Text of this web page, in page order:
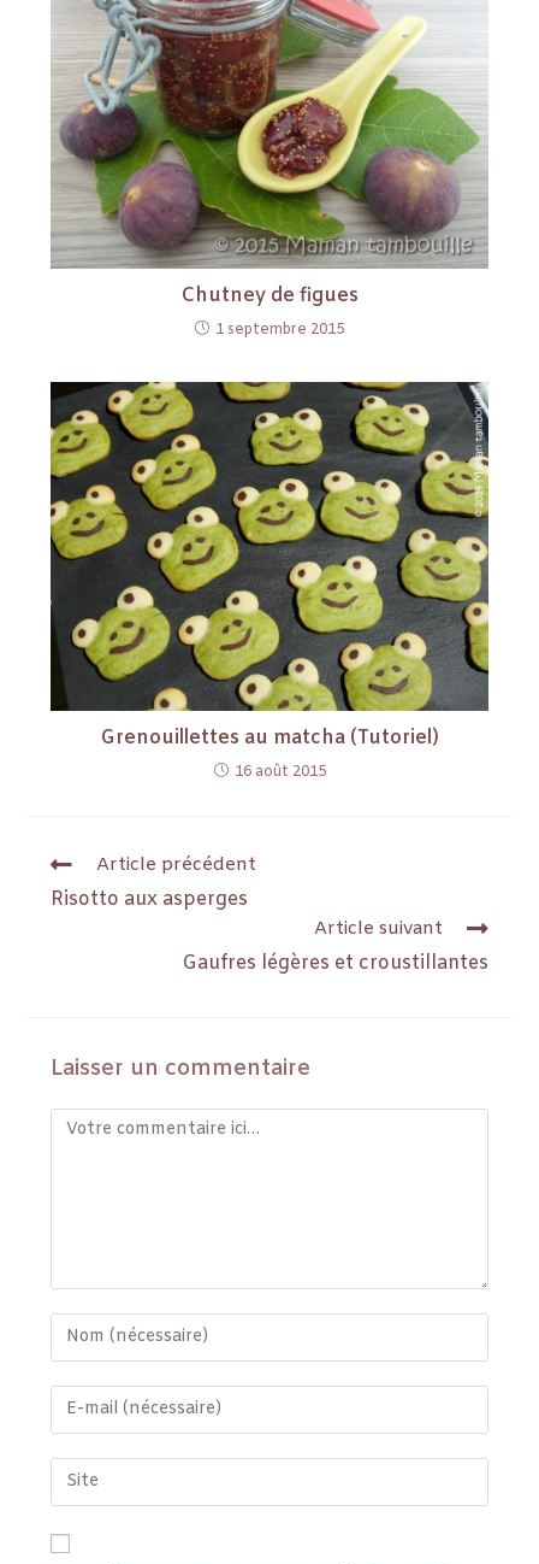
Chutney de figues
1 septembre 2015
Grenouillettes au matcha (Tutoriel)
16 août 2015
Article précédent
Risotto aux asperges
Article suivant
Gaufres légères et croustillantes
Laisser un commentaire